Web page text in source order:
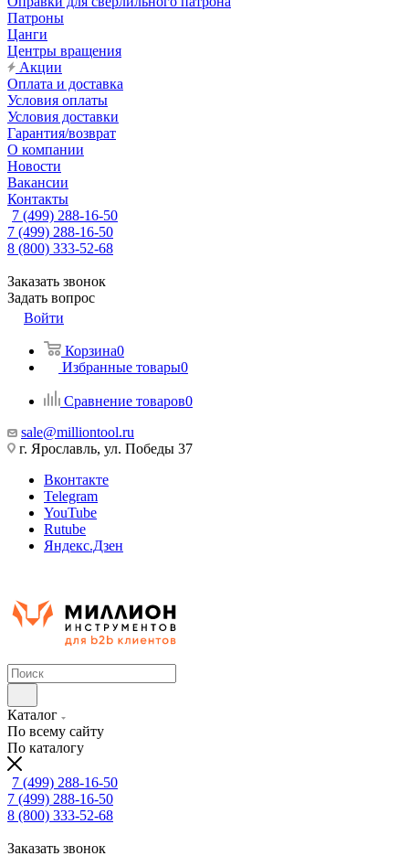
Патроны
Цанги
Центры вращения
Акции
Оплата и доставка
Условия оплаты
Условия доставки
Гарантия/возврат
О компании
Новости
Вакансии
Контакты
7 (499) 288-16-50
7 (499) 288-16-50
8 (800) 333-52-68
Заказать звонок
Задать вопрос
Войти
Корзина0
Избранные товары0
Сравнение товаров0
sale@milliontool.ru
г. Ярославль, ул. Победы 37
Вконтакте
Telegram
YouTube
Rutube
Яндекс.Дзен
Каталог
По всему сайту
По каталогу
7 (499) 288-16-50
7 (499) 288-16-50
8 (800) 333-52-68
Заказать звонок